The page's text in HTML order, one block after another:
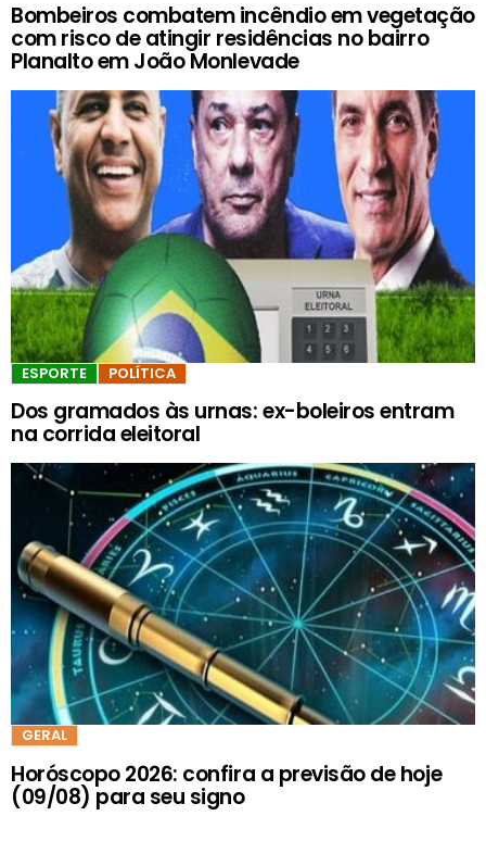
Bombeiros combatem incêndio em vegetação
com risco de atingir residências no bairro
Planalto em João Monlevade
ESPORTE POLÍTICA
Dos gramados às urnas: ex-boleiros entram
na corrida eleitoral
GERAL
Horóscopo 2026: confira a previsão de hoje
(09/08) para seu signo